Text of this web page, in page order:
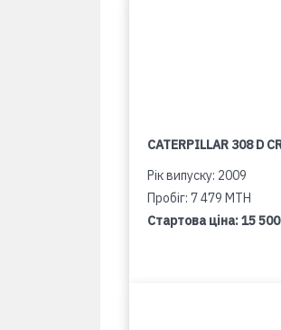
CATERPILLAR 308 D
Рік випуску: 2009
Пробіг: 7 479 MTH
Стартова ціна:15